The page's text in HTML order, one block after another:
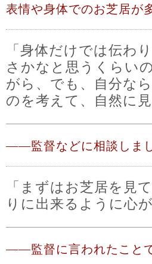
表情や身体でのお芝居が
「身体だけでは伝わ
さかなと思うくらい
がら、でも、自分な
のを考えて、自然に
――監督などに相談しま
「まずはお芝居を見
りに出来るように心
――監督に言われたこと